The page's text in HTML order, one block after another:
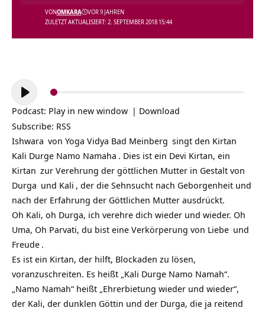
ZULETZT AKTUALISIERT: 2. SEPTEMBER 2018 15:44
VONOMKARA VOR 9 JAHREN
Audio-
Player
Podcast: Play in new window | Download
Subscribe: RSS
Ishwara von Yoga Vidya Bad Meinberg singt den Kirtan
Kali Durge Namo Namaha . Dies ist ein Devi Kirtan, ein
Kirtan zur Verehrung der göttlichen Mutter in Gestalt von
Durga und Kali , der die Sehnsucht nach Geborgenheit und
nach der Erfahrung der Göttlichen Mutter ausdrückt.
Oh Kali, oh Durga, ich verehre dich wieder und wieder. Oh
Uma, Oh Parvati, du bist eine Verkörperung von Liebe und
Freude .
Es ist ein Kirtan, der hilft, Blockaden zu lösen,
voranzuschreiten. Es heißt „Kali Durge Namo Namah“.
„Namo Namah“ heißt „Ehrerbietung wieder und wieder“,
der Kali, der dunklen Göttin und der Durga, die ja reitend